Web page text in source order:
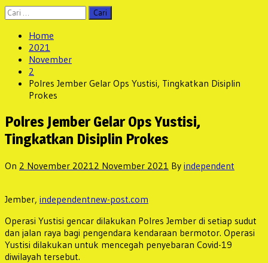
Cari
untuk:
Home
2021
November
2
Polres Jember Gelar Ops Yustisi, Tingkatkan Disiplin
Prokes
Polres Jember Gelar Ops Yustisi,
Tingkatkan Disiplin Prokes
On 2 November 2021 2 November 2021 By independent
Jember, independentnew-post.com
Operasi Yustisi gencar dilakukan Polres Jember di setiap sudut
dan jalan raya bagi pengendara kendaraan bermotor. Operasi
Yustisi dilakukan untuk mencegah penyebaran Covid-19
diwilayah tersebut.